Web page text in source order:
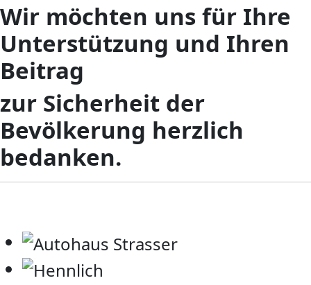
Wir möchten uns für Ihre
Unterstützung und Ihren
Beitrag
zur Sicherheit der
Bevölkerung herzlich
bedanken.